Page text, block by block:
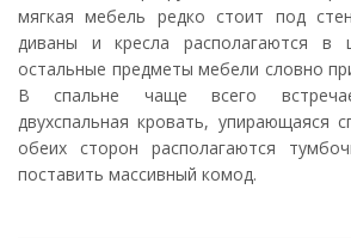
мягкая мебель редко стоит под
диваны и кресла располагаются в
остальные предметы мебели словно
В спальне чаще всего
двухспальная кровать, упирающаяся
обеих сторон располагаются
поставить массивный комод.